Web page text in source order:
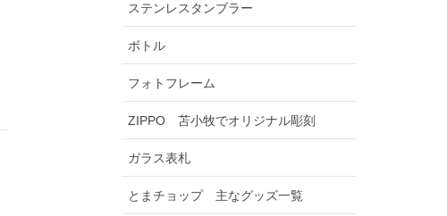
ステンレスタンブラー
ボトル
フォトフレーム
ZIPPO 苫小牧でオリジナル彫刻
ガラス表札
とまチョップ 主なグッズ一覧